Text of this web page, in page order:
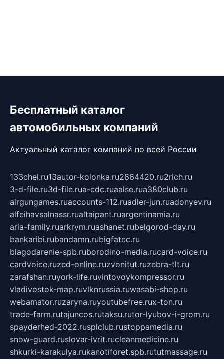
Бесплатный каталог
автомобильных компаний
Актуальный каталог компаний по всей России
133chel.ru13autor-kolonka.ru2864420.ru2rich.ru
3-d-file.ru3d-file.rua-cdc.ruaalse.rua380club.ru
airgungames.ruaccounts-112.ruadler-jun.ruadonyev.ru
alfeihavsalnassr.rualtaipant.ruargentinamia.ru
aria-family.ruarkrym.ruashanet.rubelgorod-day.ru
bankaribi.rubandamn.rubigfatcc.ru
blagodarenie-spb.ruborodino-media.rucard-voice.ru
cardvoice.ruzed-online.ruzvonitut.ruzebra-tlt.ru
zarafshan.ruyork-life.ruvintovoykompressor.ru
vladivostok-map.ruvlknrussia.ruwasabi-shop.ru
webamator.ruzaryna.ruyoutubefree.rux-ton.ru
trade-farm.rutajuncos.rutaksu.rutor-lyubov-i-grom.ru
spayderhed-2022.rusplclub.rustoppamedia.ru
snow-guard.ruslovar-ivrit.rucleanmedicine.ru
shkurki-karakulya.rukanotiforet.spb.rututmassage.ru